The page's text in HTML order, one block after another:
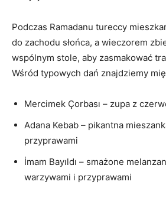
Podczas Ramadanu‌ tureccy
do zachodu słońca, a ⁢wieczorem
wspólnym stole,‌ aby ‍zasmakować
Wśród typowych dań znajdziemy
Mercimek Çorbası – zupa z
Adana⁤ Kebab – ⁣pikantna
przyprawami
İmam⁢ Bayıldı –​ smażone
warzywami⁤ i przyprawami